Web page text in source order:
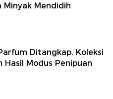
Minyak Mendidih
Ditangkap, Koleksi
Hasil Modus Penipuan